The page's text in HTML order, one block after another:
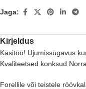
Jaga:
Kirjeldus
Käsitöö! Ujumissügavus
Kvaliteetsed konksud
Forellile või teistele